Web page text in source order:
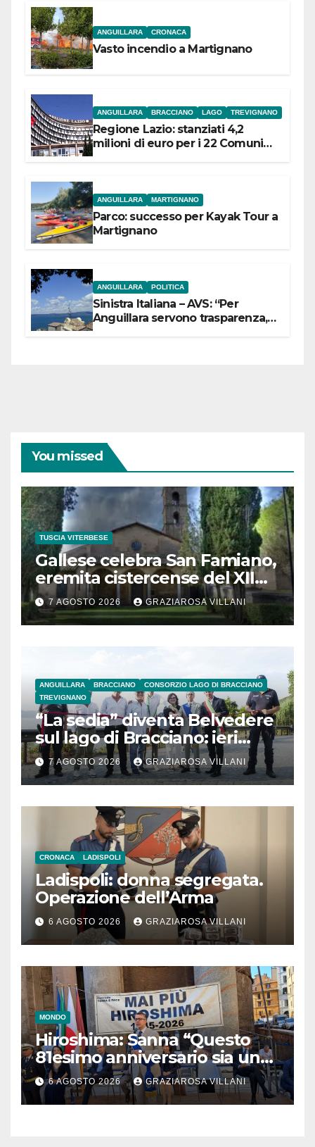
ANGUILLARA CRONACA
Vasto incendio a Martignano
ANGUILLARA BRACCIANO LAGO TREVIGNANO
Regione Lazio: stanziati 4,2
milioni di euro per i 22 Comuni
ANGUILLARA MARTIGNANO
Parco: successo per Kayak Tour a
Martignano
ANGUILLARA POLITICA
Sinistra Italiana – AVS: “Per
Anguillara servono trasparenza,
You missed
TUSCIA VITERBESE
Gallese celebra San Famiano,
eremita cistercense del XII
secolo
7 AGOSTO 2026 GRAZIAROSA VILLANI
ANGUILLARA BRACCIANO
CONSORZIO LAGO DI BRACCIANO
TREVIGNANO
“La sedia” diventa Belvedere
sul lago di Bracciano: ieri
l’inaugurazione
7 AGOSTO 2026 GRAZIAROSA VILLANI
CRONACA LADISPOLI
Ladispoli: donna segregata.
Operazione dell’Arma
6 AGOSTO 2026 GRAZIAROSA VILLANI
MONDO
Hiroshima: Sanna “Questo
81esimo anniversario sia un
monito per tutti”
6 AGOSTO 2026 GRAZIAROSA VILLANI